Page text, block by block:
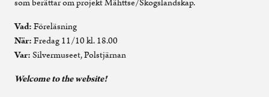
som berättar om projekt Mähttse/Skogslandskap.
Vad:Föreläsning
När:Fredag 11/10 kl. 18.00
Var:Silvermuseet, Polstjärnan
Welcome to the website!